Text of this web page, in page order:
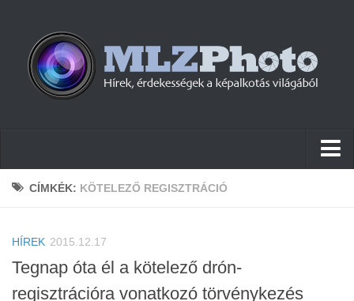
Hírek
Cikkek
Szoftver
CÍMKÉK: KÖTELEZŐ REGISZTRÁCIÓ
HÍREK 2015.12.17
Tegnap óta él a kötelező drón-
regisztrációra vonatkozó törvénykezés